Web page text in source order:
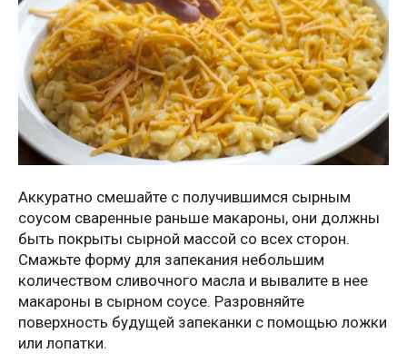
Аккуратно смешайте с получившимся сырным
соусом сваренные раньше макароны, они должны
быть покрыты сырной массой со всех сторон.
Смажьте форму для запекания небольшим
количеством сливочного масла и вывалите в нее
макароны в сырном соусе. Разровняйте
поверхность будущей запеканки с помощью ложки
или лопатки.